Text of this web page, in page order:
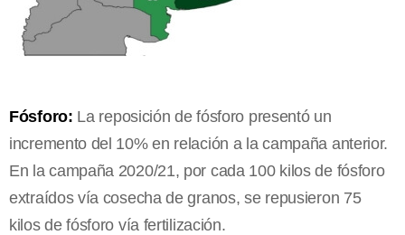
Fósforo: La reposición de fósforo presentó un
incremento del 10% en relación a la campaña anterior.
En la campaña 2020/21, por cada 100 kilos de fósforo
extraídos vía cosecha de granos, se repusieron 75
kilos de fósforo vía fertilización.